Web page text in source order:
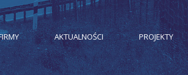
AKTUALNOŚCI PROJEKTY